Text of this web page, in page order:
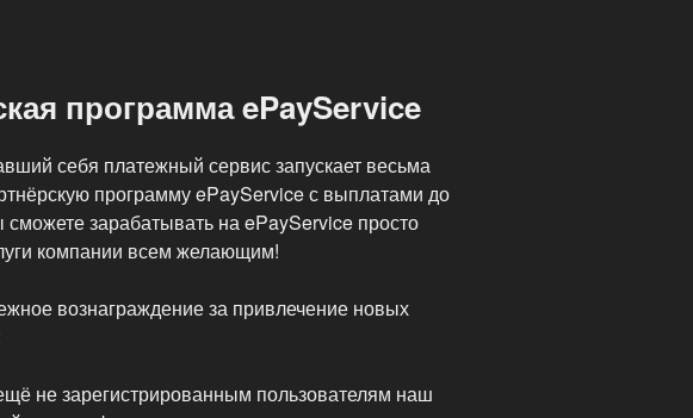
программа ePayService
себя платежный сервис запускает весьма
программу ePayService с выплатами до
зарабатывать на ePayService просто
компании всем желающим!
вознаграждение за привлечение новых
не зарегистрированным пользователям наш